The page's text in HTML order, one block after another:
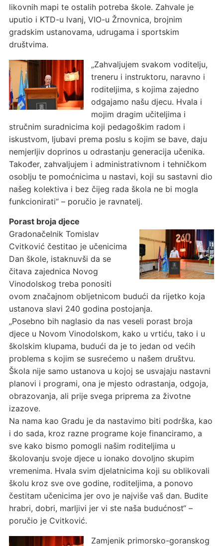
likovnih mapi te ostalih potreba škole. Zahvale je
uputio i KTD-u Ivanj, VIO-u Žrnovnica, brojnim
gradskim ustanovama, udrugama i sportskim
društvima.
„Zahvaljujem svakom voditelju,
treneru i instruktoru, naravno i
roditeljima, s kojima zajedno
odgajamo našu djecu. Hvala i
mojim dragim učiteljima i
stručnim suradnicima koji pedagoškim radom i
iskustvom, ljubavi prema poslu s kojim se bave, daju
nemjerljiv doprinos u odrastanju generacija učenika.
Također, zahvaljujem i administrativnom i tehničkom
osoblju te pomoćnicima u nastavi, koji su sastavni dio
našeg kolektiva i bez čijeg rada škola ne bi mogla
funkcionirati“ – poručio je ravnatelj.
Porast broja djece
Gradonačelnik Tomislav
Cvitković čestitao je učenicima
Dan škole, istaknuvši da se
čitava zajednica Novog
Vinodolskog treba ponositi
ovom značajnom obljetnicom budući da rijetko koja
ustanova slavi 240 godina postojanja.
„Posebno bih naglasio da nas veseli porast broja
djece u Novom Vinodolskom, kako u vrtiću, tako i u
školskim klupama, budući da je to jedan od većih
problema s kojim se susrećemo u našem društvu.
Škola nije samo ustanova u kojoj se usvajaju nastavni
planovi i programi, ona je mjesto odrastanja, odgoja,
obrazovanja, ali prije svega priprema za životne
izazove.
Na nama kao Gradu je da nastavimo biti podrška, kao
i do sada, kroz razne programe koje financiramo, a
sve kako bismo pomogli našim roditeljima u
školovanju svoje djece u ionako dovoljno skupim
vremenima. Hvala svim djelatnicima koji su oblikovali
školu kroz sve ove godine, roditeljima, a ponovo
čestitam učenicima jer ovo je najviše vaš dan. Budite
hrabri, dobri, marljivi jer vi ste naša budućnost“ –
poručio je Cvitković.
Zamjenik primorsko-goranskog